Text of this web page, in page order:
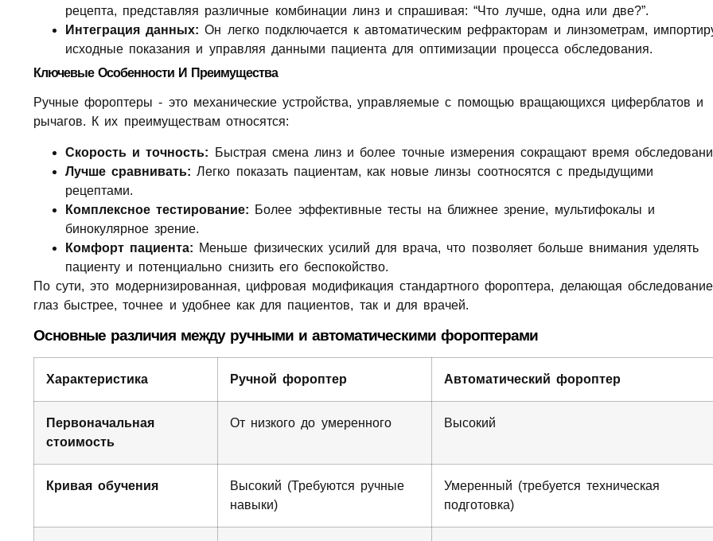
рецепта, представляя различные комбинации линз и спрашивая: “Что лучше, одна или две?”.
Интеграция данных: Он легко подключается к автоматическим рефракторам и линзометрам,
исходные показания и управляя данными пациента для оптимизации процесса обследования.
Ключевые Особенности И Преимущества
Ручные фороптеры - это механические устройства, управляемые с помощью вращающихся циферблатов и
рычагов. К их преимуществам относятся:
Скорость и точность: Быстрая смена линз и более точные измерения сокращают время
Лучше сравнивать: Легко показать пациентам, как новые линзы соотносятся с предыдущими
рецептами.
Комплексное тестирование: Более эффективные тесты на ближнее зрение, мультифокалы и
бинокулярное зрение.
Комфорт пациента: Меньше физических усилий для врача, что позволяет больше внимания уделять
пациенту и потенциально снизить его беспокойство.
По сути, это модернизированная, цифровая модификация стандартного фороптера, делающая обследование
глаз быстрее, точнее и удобнее как для пациентов, так и для врачей.
Основные различия между ручными и автоматическими фороптерами
Характеристика Ручной фороптер Автоматический фороптер
Первоначальная
стоимость
От низкого до умеренного Высокий
Кривая обучения
Высокий (Требуются ручные
навыки)
Умеренный (требуется техническая
подготовка)